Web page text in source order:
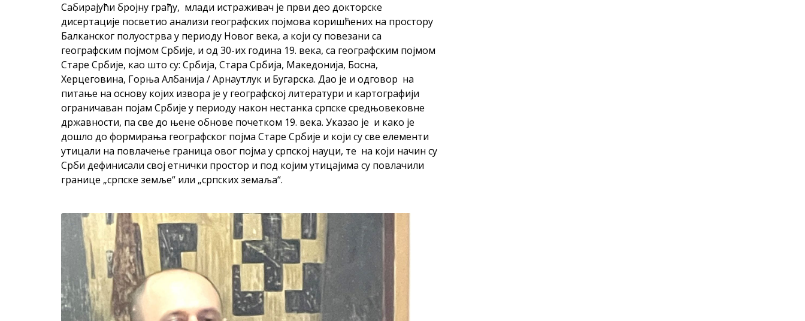
Сабирајући бројну грађу, млади истраживач је први део докторске
дисертације посветио анализи географских појмова коришћених на простору
Балканског полуострва у периоду Новог века, а који су повезани са
географским појмом Србије, и од 30-их година 19. века, са географским појмом
Старе Србије, као што су: Србија, Стара Србија, Македонија, Босна,
Херцеговина, Горња Албанија / Арнаутлук и Бугарска. Дао је и одговор на
питање на основу којих извора је у географској литератури и картографији
ограничаван појам Србије у периоду након нестанка српске средњовековне
државности, па све до њене обнове почетком 19. века. Указао је и како је
дошло до формирања географског појма Старе Србије и који су све елементи
утицали на повлачење граница овог појма у српској науци, те на који начин су
Срби дефинисали свој етнички простор и под којим утицајима су повлачили
границе „српске земље“ или „српских земаља“.